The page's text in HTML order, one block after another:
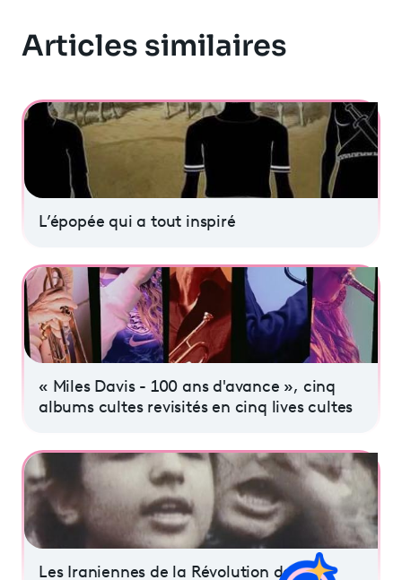
Articles similaires
L’épopée qui a tout inspiré
« Miles Davis - 100 ans d'avance », cinq
albums cultes revisités en cinq lives cultes
Les Iraniennes de la Révolution de 1979